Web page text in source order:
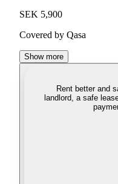
SEK 5,900
Covered by Qasa
Show more
Rent better and
landlord, a safe